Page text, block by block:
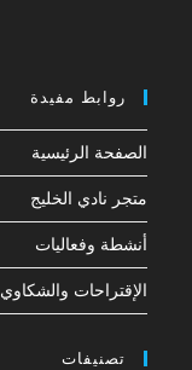
روابط مفيدة
الصفحة الرئيسية
متجر نادي الخليج
أنشطة وفعاليات
الإقتراحات والشكاوي
تصنيفات